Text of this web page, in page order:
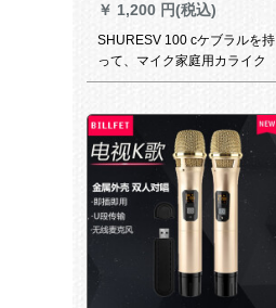
￥ 1,200 円(税込)
SHURESV 100 cケブラルを持
って、マイク家庭用カライク
レット教室のボブケースを持